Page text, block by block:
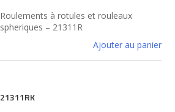
Roulements à rotules et rouleaux
spheriques – 21311R
Ajouter au panier
21311RK